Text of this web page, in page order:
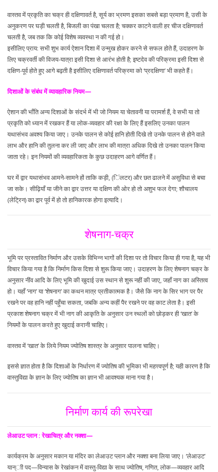
वास्तव में प्रकृति का चक्र ही दक्षिणावर्त है, सूर्य का भ्रमण इसका सबसे बड़ा प्रमाण है, उसी के
अनुकरण पर घड़ी चलती है, बिजली का पंखा चलता है; चक्कर काटने वाली हर चीज दक्षिणावर्त
चलती है, जब तक कि कोई विशेष व्यवस्था न की गई हो।
इसीलिए प्राय: सभी शुभ कार्य ऐशान दिशा में उन्मुख होकर करने से सफल होते हैं, उदाहरण के
लिए चक्रवर्ती की विजय-यात्रा इसी दिशा से आरंभ होती है; इष्टदेव की परिक्रमा इसी दिशा से
दक्षिण-पूर्व होते हुए आगे बढ़ती है इसीलिए दक्षिणावर्त परिक्रमा को ‘प्रदक्षिणा’ भी कहते हैं।
दिशाओं के संबंध में व्यावहारिक नियम—
ऐशान की भाँति अन्य दिशाओं के संदर्भ में भी जो नियम या चेतावनी या परामर्श हैं, वे सभी या तो
प्रकृति को ध्यान में रखकर हैं या लोक-व्यवहार की रक्षा के लिए हैं इसलिए उनका पालन
यथासंभव अवश्य किया जाए। उनके पालन से कोई हानि होती दिखे तो उनके पालन से होने वाले
लाभ और हानि की तुलना कर ली जाए और लाभ की मात्रा अधिक दिखे तो उनका पालन किया
जाता रहे। इन नियमों की व्यवहारिकता के कुछ उदाहरण आगे वर्णित हैं।
घर में द्वार यथासंभव आमने-सामने हों ताकि कड़ी, (िंलटर) और छत ढालने में असुविधा से बचा
जा सके। सीढ़ियाँ या जीने का द्वार उत्तर या दक्षिण की ओर हो तो अशुभ फल देगा; शौचालय
(लेट्रिन) का द्वार पूर्व में हो तो हानिकारक होगा इत्यादि।
शेषनाग-चक्र
भूमि पर प्रस्तावित निर्माण और उसके विभिन्न भागों की दिशा पर तो विचार किया ही गया है, यह भी
विचार किया गया है कि निर्माण किस दिशा से शुरू किया जाए। उदाहरण के लिए शेषनाग चक्र के
अनुसार नींव आदि के लिए भूमि की खुदाई उस स्थान से शुरू नहीं की जाए, जहाँ नाग का अस्तित्व
हो। यहाँ ‘नाग’ या ‘शेषनाग’ का कथन मात्र प्रतीकात्मक है। जैसे कि नाग के सिर भाग पर पैर
रखने पर वह हानि नहीं पहुँचा सकता, जबकि अन्य कहीं पैर रखने पर वह काट लेता है। इसी
प्रकाश शेषनाग चक्र में भी नाग की आकृति के अनुसार उन स्थलों को छोड़कर ही ‘खात’ के
नियमों के पालन करते हुए खुदाई करानी चाहिए।
वास्तव में ‘खात’ के लिये नियम ज्योतिष शास्त्र के अनुसार पालना चाहिए।
इससे ज्ञात होता है कि दिशाओं के निर्धारण में ज्योतिष की भूमिका भी महत्त्वपूर्ण है; यही कारण है कि
वास्तुविद्या के ज्ञान के लिए ज्योतिष का ज्ञान भी आवश्यक माना गया है।
निर्माण कार्य की रूपरेखा
लेआउट प्लान : रेखाचित्र और नक्शा—
कार्यक्रम के अनुसार मकान या मंदिर का लेआउट प्लान और नक्शा बना लिया जाए। ‘लेआउट’
यान्ाी पद—विन्यास के रेखांकन में वास्तु-विद्या के साथ ज्योतिष, गणित, लोक—व्यवहार आदि